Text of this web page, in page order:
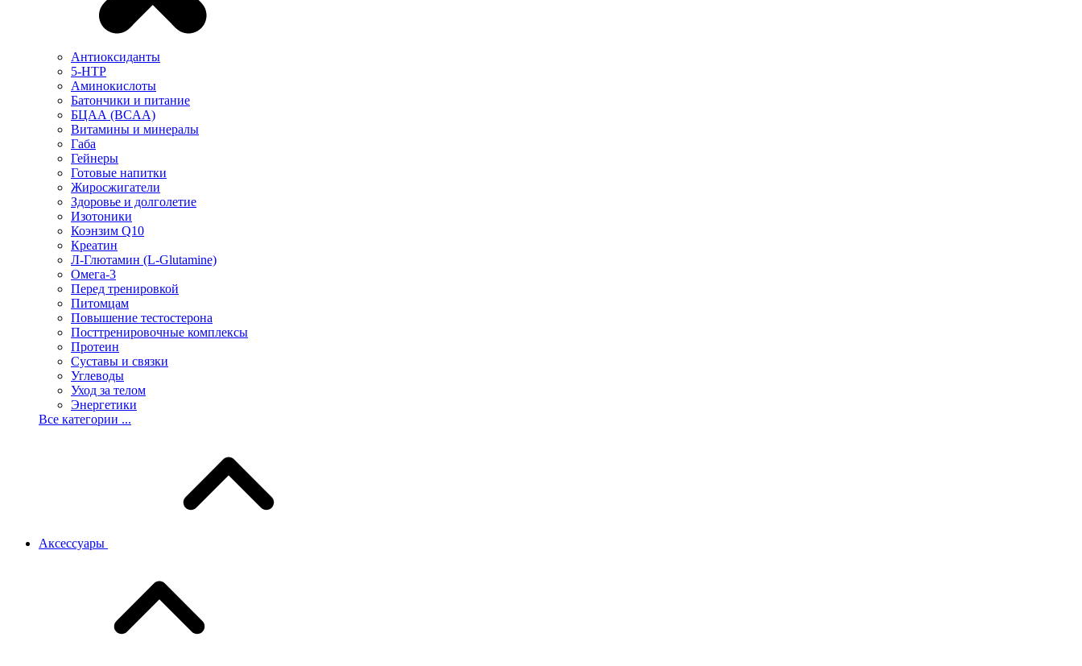
Антиоксиданты
5-HTP
Аминокислоты
Батончики и питание
БЦАА (BCAA)
Витамины и минералы
Габа
Гейнеры
Готовые напитки
Жиросжигатели
Здоровье и долголетие
Изотоники
Коэнзим Q10
Креатин
Л-Глютамин (L-Glutamine)
Омега-3
Перед тренировкой
Питомцам
Повышение тестостерона
Посттренировочные комплексы
Протеин
Суставы и связки
Углеводы
Уход за телом
Энергетики
Все категории ...
Аксессуары